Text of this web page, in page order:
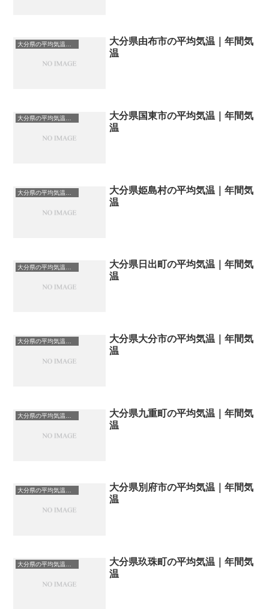
大分県由布市の平均気温｜年間気
温
大分県の平均気温まとめ
大分県国東市の平均気温｜年間気
温
大分県姫島村の平均気温｜年間気
温
大分県日出町の平均気温｜年間気
温
大分県の平均気温まとめ
大分県大分市の平均気温｜年間気
温
大分県九重町の平均気温｜年間気
温
大分県別府市の平均気温｜年間気
温
大分県の平均気温まとめ
大分県玖珠町の平均気温｜年間気
温